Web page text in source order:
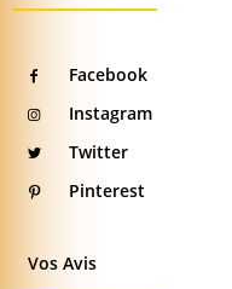
Facebook
Instagram
Twitter
Pinterest
Vos Avis